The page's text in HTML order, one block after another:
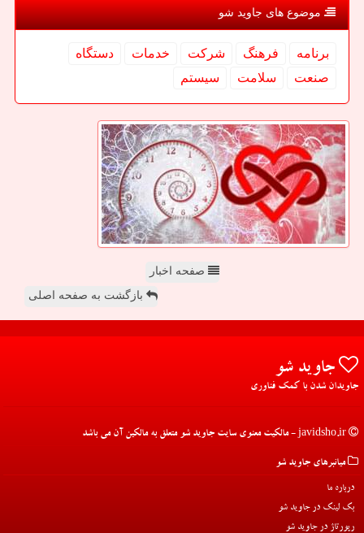
موضوع های جاوید شو
برنامه فرهنگ شركت خدمات
دستگاه
صنعت
سلامت سیستم
صفحه اخبار
بازگشت به صفحه اصلی
جاوید شو
جاویدان شدن با کمک فناوری
میانبرهای جاوید شو
درباره ما
بک لینک در جاوید شو
رپورتاژ در جاوید شو